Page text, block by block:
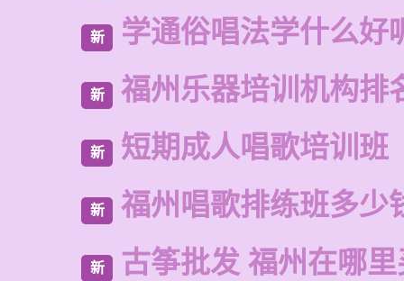
新 学通俗唱法学什么好
新 福州乐器培训机构排
新 短期成人唱歌培训班
新 福州唱歌排练班多少
新 古筝批发 福州在哪